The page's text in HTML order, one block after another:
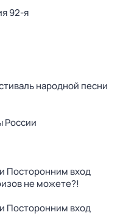
92-я
народной песни
России
Посторонним вход
не можете?!
Посторонним вход